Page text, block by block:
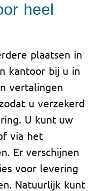
heel
plaatsen in
kantoor bij u in
vertalingen
u verzekerd
U kunt uw
via het
Er verschijnen
voor levering
Natuurlijk kunt